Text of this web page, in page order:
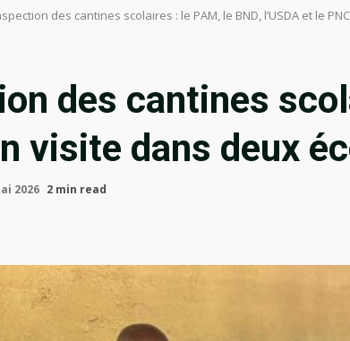
des cantines scolaires : le PAM, le BND, l’USDA et le
des cantines
visite dans deux
2026 2 min read